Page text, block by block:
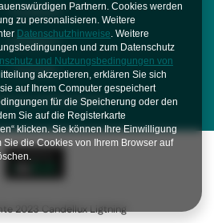
Facebook
Instagram
YouTube
und bürokratie
2023 Candellux Ligtning
Partnern. Cookies werden
zu personalisieren. Weitere
Datenschutzhinweise. Weitere
und zum Datenschutz
und Nutzungsbedingungen von
akzeptieren, erklären Sie sich
auf Ihrem Computer gespeichert
für die Speicherung oder den
Sie auf die Registerkarte
klicken. Sie können Ihre Einwilligung
die Cookies von Ihrem Browser auf